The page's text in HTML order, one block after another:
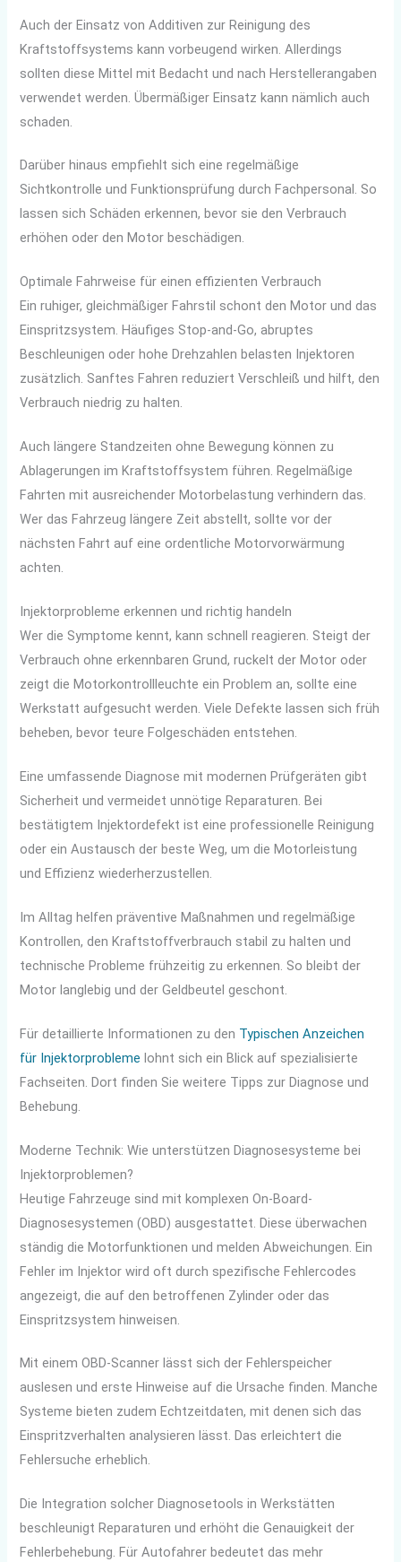
Auch der Einsatz von Additiven zur Reinigung des
Kraftstoffsystems kann vorbeugend wirken. Allerdings
sollten diese Mittel mit Bedacht und nach Herstellerangaben
verwendet werden. Übermäßiger Einsatz kann nämlich auch
schaden.
Darüber hinaus empfiehlt sich eine regelmäßige
Sichtkontrolle und Funktionsprüfung durch Fachpersonal. So
lassen sich Schäden erkennen, bevor sie den Verbrauch
erhöhen oder den Motor beschädigen.
Optimale Fahrweise für einen effizienten Verbrauch
Ein ruhiger, gleichmäßiger Fahrstil schont den Motor und das
Einspritzsystem. Häufiges Stop-and-Go, abruptes
Beschleunigen oder hohe Drehzahlen belasten Injektoren
zusätzlich. Sanftes Fahren reduziert Verschleiß und hilft, den
Verbrauch niedrig zu halten.
Auch längere Standzeiten ohne Bewegung können zu
Ablagerungen im Kraftstoffsystem führen. Regelmäßige
Fahrten mit ausreichender Motorbelastung verhindern das.
Wer das Fahrzeug längere Zeit abstellt, sollte vor der
nächsten Fahrt auf eine ordentliche Motorvorwärmung
achten.
Injektorprobleme erkennen und richtig handeln
Wer die Symptome kennt, kann schnell reagieren. Steigt der
Verbrauch ohne erkennbaren Grund, ruckelt der Motor oder
zeigt die Motorkontrollleuchte ein Problem an, sollte eine
Werkstatt aufgesucht werden. Viele Defekte lassen sich früh
beheben, bevor teure Folgeschäden entstehen.
Eine umfassende Diagnose mit modernen Prüfgeräten gibt
Sicherheit und vermeidet unnötige Reparaturen. Bei
bestätigtem Injektordefekt ist eine professionelle Reinigung
oder ein Austausch der beste Weg, um die Motorleistung
und Effizienz wiederherzustellen.
Im Alltag helfen präventive Maßnahmen und regelmäßige
Kontrollen, den Kraftstoffverbrauch stabil zu halten und
technische Probleme frühzeitig zu erkennen. So bleibt der
Motor langlebig und der Geldbeutel geschont.
Für detaillierte Informationen zu den Typischen Anzeichen
für Injektorprobleme lohnt sich ein Blick auf spezialisierte
Fachseiten. Dort finden Sie weitere Tipps zur Diagnose und
Behebung.
Moderne Technik: Wie unterstützen Diagnosesysteme bei
Injektorproblemen?
Heutige Fahrzeuge sind mit komplexen On-Board-
Diagnosesystemen (OBD) ausgestattet. Diese überwachen
ständig die Motorfunktionen und melden Abweichungen. Ein
Fehler im Injektor wird oft durch spezifische Fehlercodes
angezeigt, die auf den betroffenen Zylinder oder das
Einspritzsystem hinweisen.
Mit einem OBD-Scanner lässt sich der Fehlerspeicher
auslesen und erste Hinweise auf die Ursache finden. Manche
Systeme bieten zudem Echtzeitdaten, mit denen sich das
Einspritzverhalten analysieren lässt. Das erleichtert die
Fehlersuche erheblich.
Die Integration solcher Diagnosetools in Werkstätten
beschleunigt Reparaturen und erhöht die Genauigkeit der
Fehlerbehebung. Für Autofahrer bedeutet das mehr